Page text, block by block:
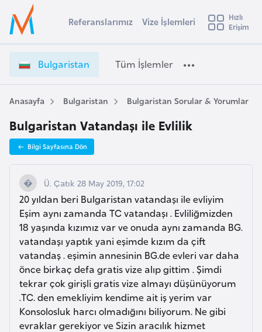
Ülke Seçimi
Başvuru yapmak istediğiniz ülkeyi seçin
Üye
Girişi
u
g
a
s
t
a
n
V
z
e
İ
ş
l
e
m
l
e
e
Referanslarımız Vize İşlemleri
Hızlı
Erişim
Bulgaristan Tüm İşlemler
Anasayfa Bulgaristan Bulgaristan Sorular & Yorumlar
Bulgaristan Vatandaşı ile Evlilik
Bilgi Sayfasına Dön
Ü. Çatık 28 May 2019, 17:02
20 yıldan beri Bulgaristan vatandaşı ile evliyim
Eşim aynı zamanda TC vatandaşı . Evliliğmizden
18 yaşında kızımız var ve onuda aynı zamanda BG.
vatandaşı yaptık yani eşimde kızım da çift
vatandaş . eşimin annesinin BG.de evleri var daha
önce birkaç defa gratis vize alıp gittim . Şimdi
tekrar çok girişli gratis vize almayı düşünüyorum
.TC. den emekliyim kendime ait iş yerim var
Konsolosluk harcı olmadığını biliyorum. Ne gibi
evraklar gerekiyor ve Sizin aracılık hizmet
s
t
r
a
A
u
s
t
u
y
a
A
z